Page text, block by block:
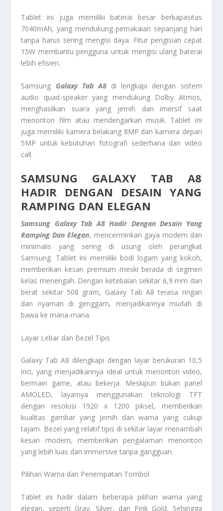
Tablet ini juga memiliki baterai besar berkapasitas
7040mAh, yang mendukung pemakaian sepanjang hari
tanpa harus sering mengisi daya. Fitur pengisian cepat
15W membantu pengguna untuk mengisi ulang baterai
lebih efisien.
Samsung Galaxy Tab A8di lengkapi dengan sistem
audio quad-speaker yang mendukung Dolby Atmos,
menghasilkan suara yang jernih dan imersif saat
menonton film atau mendengarkan musik. Tablet ini
juga memiliki kamera belakang 8MP dan kamera depan
5MP untuk kebutuhan fotografi sederhana dan video
call.
SAMSUNG GALAXY TAB A8
HADIR DENGAN DESAIN YANG
RAMPING DAN ELEGAN
Samsung Galaxy Tab A8 Hadir Dengan Desain Yang
Ramping Dan Elegan, mencerminkan gaya modern dan
minimalis yang sering di usung oleh perangkat
Samsung. Tablet ini memiliki bodi logam yang kokoh,
memberikan kesan premium meski berada di segmen
kelas menengah. Dengan ketebalan sekitar 6,9 mm dan
berat sekitar 508 gram, Galaxy Tab A8 terasa ringan
dan nyaman di genggam, menjadikannya mudah di
bawa ke mana-mana.
Layar Lebar dan Bezel Tipis
Galaxy Tab A8 dilengkapi dengan layar berukuran 10,5
inci, yang menjadikannya ideal untuk menonton video,
bermain game, atau bekerja. Meskipun bukan panel
AMOLED, layarnya menggunakan teknologi TFT
dengan resolusi 1920 x 1200 piksel, memberikan
kualitas gambar yang jernih dan warna yang cukup
tajam. Bezel yang relatif tipis di sekitar layar menambah
kesan modern, memberikan pengalaman menonton
yang lebih luas dan immersive tanpa gangguan.
Pilihan Warna dan Penempatan Tombol
Tablet ini hadir dalam beberapa pilihan warna yang
elegan, seperti Gray, Silver, dan Pink Gold. Sehingga